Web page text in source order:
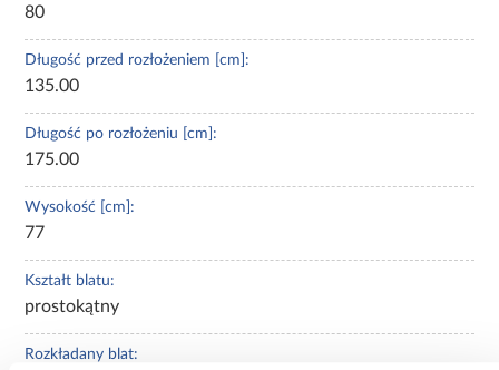
80
Długość przed rozłożeniem [cm]:
135.00
Długość po rozłożeniu [cm]:
175.00
Wysokość [cm]:
77
Kształt blatu:
prostokątny
Rozkładany blat: